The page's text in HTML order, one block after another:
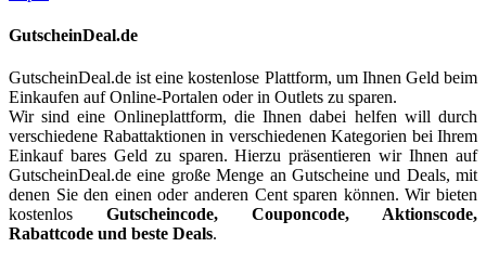
GutscheinDeal.de
GutscheinDeal.de ist eine kostenlose Plattform, um Ihnen Geld beim
Einkaufen auf Online-Portalen oder in Outlets zu sparen.
Wir sind eine Onlineplattform, die Ihnen dabei helfen will durch
verschiedene Rabattaktionen in verschiedenen Kategorien bei Ihrem
Einkauf bares Geld zu sparen. Hierzu präsentieren wir Ihnen auf
GutscheinDeal.de eine große Menge an Gutscheine und Deals, mit
denen Sie den einen oder anderen Cent sparen können. Wir bieten
kostenlos Gutscheincode, Couponcode, Aktionscode,
Rabattcode und beste Deals.